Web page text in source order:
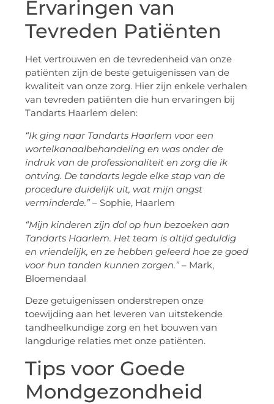
Ervaringen van
Tevreden Patiënten
Het vertrouwen en de tevredenheid van onze
patiënten zijn de beste getuigenissen van de
kwaliteit van onze zorg. Hier zijn enkele verhalen
van tevreden patiënten die hun ervaringen bij
Tandarts Haarlem delen:
“Ik ging naar Tandarts Haarlem voor een
wortelkanaalbehandeling en was onder de
indruk van de professionaliteit en zorg die ik
ontving. De tandarts legde elke stap van de
procedure duidelijk uit, wat mijn angst
verminderde.”– Sophie, Haarlem
“Mijn kinderen zijn dol op hun bezoeken aan
Tandarts Haarlem. Het team is altijd geduldig
en vriendelijk, en ze hebben geleerd hoe ze goed
voor hun tanden kunnen zorgen.”– Mark,
Bloemendaal
Deze getuigenissen onderstrepen onze
toewijding aan het leveren van uitstekende
tandheelkundige zorg en het bouwen van
langdurige relaties met onze patiënten.
Tips voor Goede
Mondgezondheid